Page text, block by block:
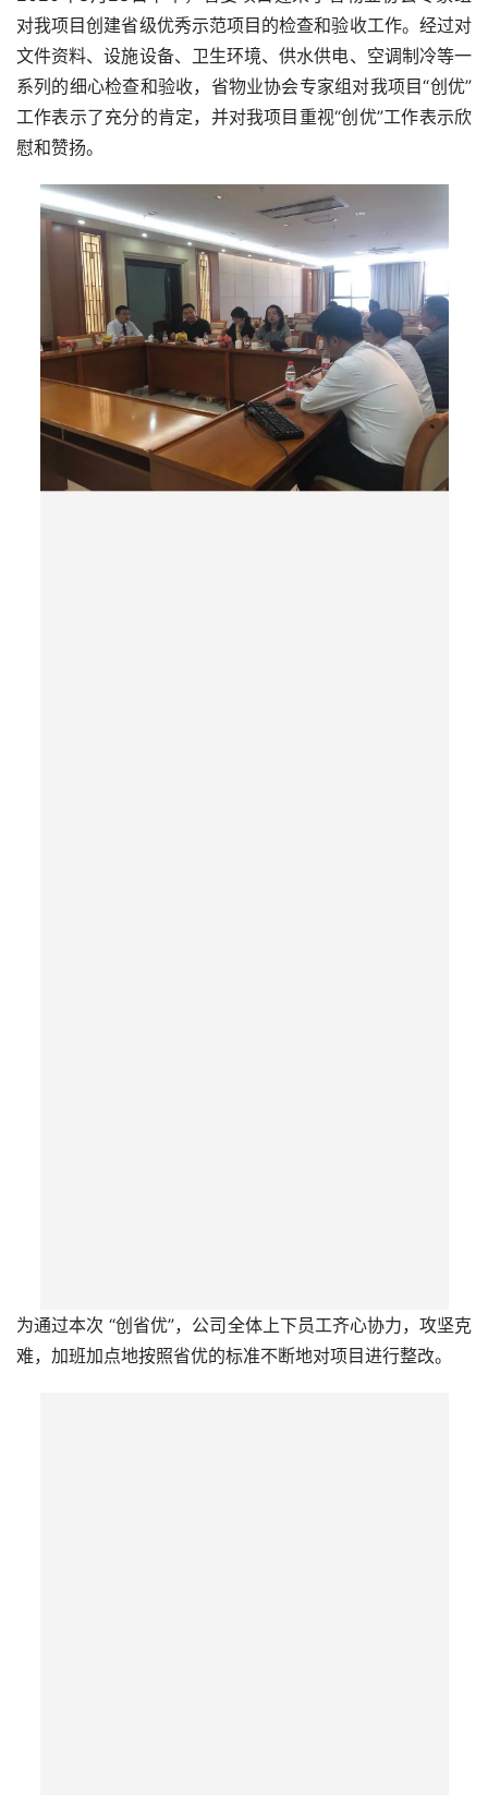
对我项目创建省级优秀示范项目的检查和验收工作。经过对
文件资料、设施设备、卫生环境、供水供电、空调制冷等一
系列的细心检查和验收，省物业协会专家组对我项目“创优”
工作表示了充分的肯定，并对我项目重视“创优”工作表示欣
慰和赞扬。
为通过本次 “创省优”，公司全体上下员工齐心协力，攻坚克
难，加班加点地按照省优的标准不断地对项目进行整改。